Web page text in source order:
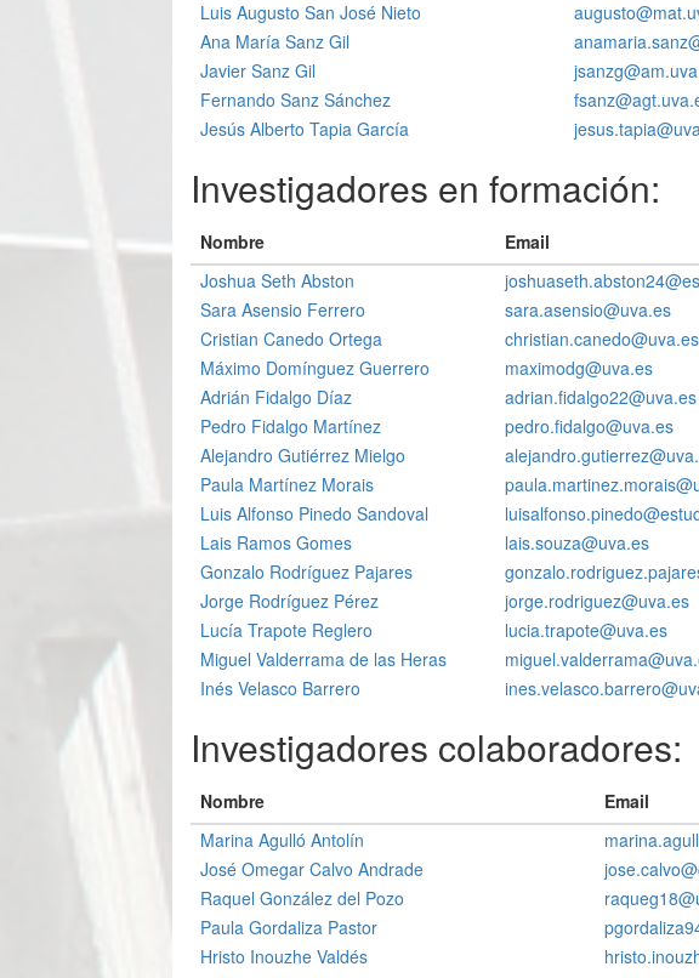
Luis Augusto San José Nieto
Ana María Sanz Gil
Javier Sanz Gil
Fernando Sanz Sánchez
Jesús Alberto Tapia García
Investigadores en formación:
Nombre Email
Joshua Seth Abston
Sara Asensio Ferrero
sara.asensio@uva.es
Cristian Canedo Ortega
christian.canedo@uva.es
Máximo Domínguez Guerrero
maximodg@uva.es
Adrián Fidalgo Díaz
adrian.fidalgo22@uva.es
Pedro Fidalgo Martínez
pedro.fidalgo@uva.es
Alejandro Gutiérrez Mielgo
Paula Martínez Morais
Luis Alfonso Pinedo Sandoval
Lais Ramos Gomes
lais.souza@uva.es
Gonzalo Rodríguez Pajares
Jorge Rodríguez Pérez
jorge.rodriguez@uva.es
Lucía Trapote Reglero
lucia.trapote@uva.es
Miguel Valderrama de las Heras
Inés Velasco Barrero
Investigadores colaboradores:
Nombre
Email
Marina Agulló Antolín
José Omegar Calvo Andrade
Raquel González del Pozo
Paula Gordaliza Pastor
Hristo Inouzhe Valdés